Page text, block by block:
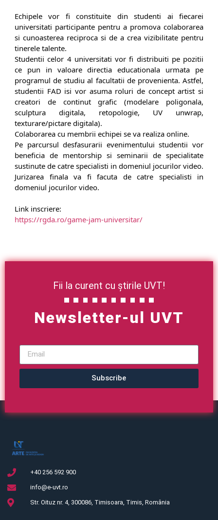
Echipele vor fi constituite din studenti ai fiecarei
universitati participante pentru a promova colaborarea
si cunoasterea reciproca si de a crea vizibilitate pentru
tinerele talente.
Studentii celor 4 universitati vor fi distribuiti pe pozitii
ce pun in valoare directia educationala urmata pe
programul de studiu al facultatii de provenienta. Astfel,
studentii FAD isi vor asuma roluri de concept artist si
creatori de continut grafic (modelare poligonala,
sculptura digitala, retopologie, UV unwrap,
texturare/pictare digitala).
Colaborarea cu membrii echipei se va realiza online.
Pe parcursul desfasurarii evenimentului studentii vor
beneficia de mentorship si seminarii de specialitate
sustinute de catre specialisti in domeniul jocurilor video.
Jurizarea finala va fi facuta de catre specialisti in
domeniul jocurilor video.
Link inscriere:
https://rgda.ro/game-jam-universitar/
Fii la curent cu știrile UVT!
Newsletter-ul UVT
Subscribe
+40 256 592 900
info@e-uvt.ro
Str. Oituz nr. 4, 300086, Timisoara, Timis, România